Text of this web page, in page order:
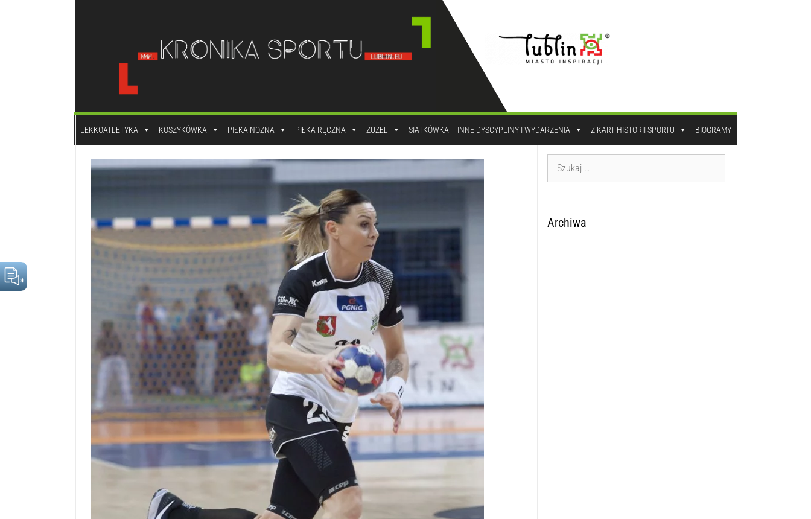
LEKKOATLETYKA KOSZYKÓWKA PIŁKA NOŻNA PIŁKA RĘCZNA ŻUŻEL SIATKÓWKA INNE DYSCYPLINY I WYDARZENIA Z KART HISTORII SPORTU BIOGRAMY
Archiwa